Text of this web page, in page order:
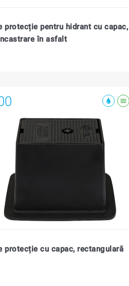
protecție pentru hidrant cu capac,
în asfalt
protecție cu capac, rectangulară